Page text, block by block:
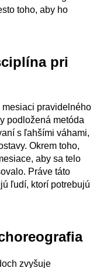
toho, aby ho
pri
pravidelného
podložená metóda
s ľahšími váhami,
Okrem toho,
aby sa telo
Práve táto
ľudí, ktorí potrebujú
zvyšuje